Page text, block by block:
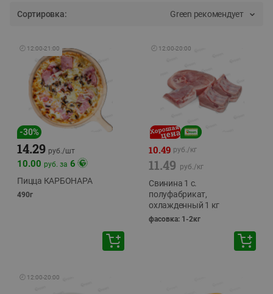
Сортировка: Green рекомендует
🕘 12:00-21:00
-30%
14.29 руб./шт
10.00 руб. за 6
Пицца КАРБОНАРА
490г
🕘 12:00-20:00
10.49 руб./кг
11.49 руб./кг
Свинина 1 с.
полуфабрикат,
охлажденный 1 кг
фасовка: 1-2кг
🕘 12:00-20:00